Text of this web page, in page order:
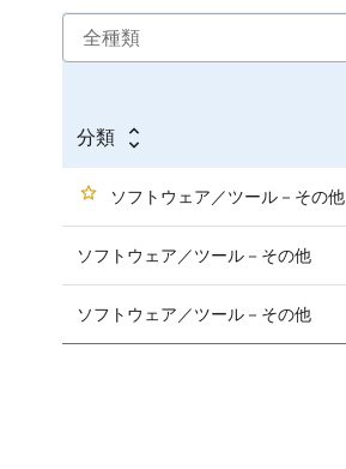
分類
ソフトウェア／ツール－その他
ソフトウェア／ツール－その他
ソフトウェア／ツール－その他